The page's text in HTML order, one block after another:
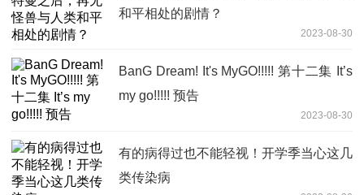
和平相处的剧情？
2023-08-30
BanG Dream! It's MyGO!!!!! 第十二集 It’s
my go!!!!! 预告
2023-08-30
有的病得过也不能轻视！开学季当心这几
类传染病